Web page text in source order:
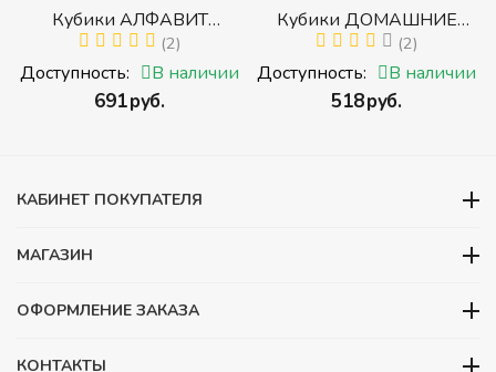
Кубики АЛФАВИТ
РУССКИЙ С ЦИФРАМИ
(Томик) (Набор кубиков с
буквами, цифрами,
математическими знаками
(2)
Доступность: В наличии
‍691‍руб.
Кубики ДОМАШНИЕ
ЖИВОТНЫЕ (Томик)
(Набор кубиков
разрезных (складных))
(2)
Доступность: В наличии
‍518‍руб.
КАБИНЕТ ПОКУПАТЕЛЯ
МАГАЗИН
ОФОРМЛЕНИЕ ЗАКАЗА
КОНТАКТЫ